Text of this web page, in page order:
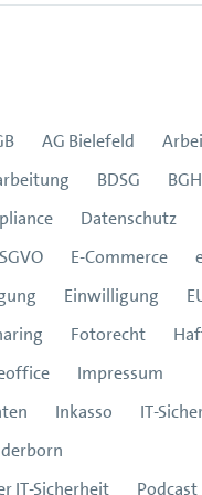
AG Bielefeld
BDSG BGH
Datenschutz
E-Commerce
Einwilligung
Fotorecht
Impressum
Inkasso IT-
IT-Sicherheit
Podcast